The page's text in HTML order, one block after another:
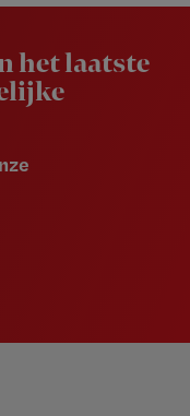
het laatste